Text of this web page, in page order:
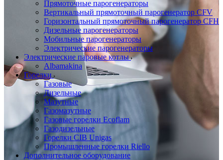
Прямоточные парогенераторы
Вертикальный прямоточный парогенератор CFV
Горизонтальный прямоточный парогенератор CFH
Дизельные парогенераторы
Мобильные парогенераторы
Электрические парогенераторы
Электрические паровые котлы
Albamakina
Горелки
Газовые
Дизельные
Мазутные
Газомазутные
Газовые горелки Ecoflam
Газодизельные
Горелки CIB Unigas
Промышленные горелки Riello
Дополнительное оборудование